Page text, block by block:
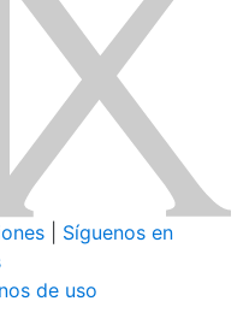
Síguenos en
de uso